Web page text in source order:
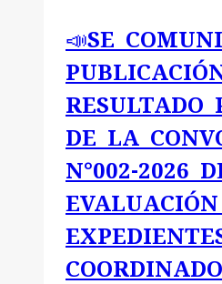
📣SE
RESULTADO
DE LA
N°002-2026